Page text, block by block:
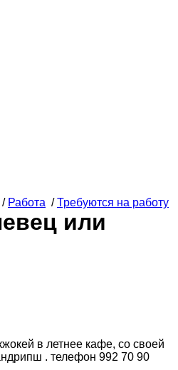
/ Работа /Требуются на работу
или
в летнее кафе, со своей
. телефон 992 70 90